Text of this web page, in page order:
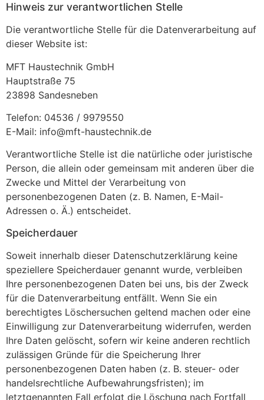
Hinweis zur verantwortlichen Stelle
Die verantwortliche Stelle für die Datenverarbeitung auf
dieser Website ist:
MFT Haustechnik GmbH
Hauptstraße 75
23898 Sandesneben
Telefon: 04536 / 9979550
E-Mail: info@mft-haustechnik.de
Verantwortliche Stelle ist die natürliche oder juristische
Person, die allein oder gemeinsam mit anderen über die
Zwecke und Mittel der Verarbeitung von
personenbezogenen Daten (z. B. Namen, E-Mail-
Adressen o. Ä.) entscheidet.
Speicherdauer
Soweit innerhalb dieser Datenschutzerklärung keine
speziellere Speicherdauer genannt wurde, verbleiben
Ihre personenbezogenen Daten bei uns, bis der Zweck
für die Datenverarbeitung entfällt. Wenn Sie ein
berechtigtes Löschersuchen geltend machen oder eine
Einwilligung zur Datenverarbeitung widerrufen, werden
Ihre Daten gelöscht, sofern wir keine anderen rechtlich
zulässigen Gründe für die Speicherung Ihrer
personenbezogenen Daten haben (z. B. steuer- oder
handelsrechtliche Aufbewahrungsfristen); im
letztgenannten Fall erfolgt die Löschung nach Fortfall